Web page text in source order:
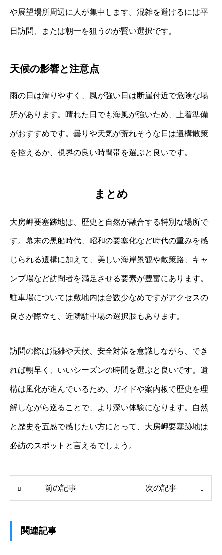
や展望場所周辺に人が集中します。混雑を避けるには平
日訪問、または朝一を狙うのが賢い選択です。
天候の影響と注意点
雨の日は滑りやすく、風が強い日は断崖付近で危険な場
所があります。晴れた日でも海風が強いため、上着準備
がおすすめです。曇りや天気が荒れそうな日は遺構散策
を控えるか、視界の良い時間帯を選ぶと良いです。
まとめ
大房岬要塞跡地は、歴史と自然が融合する特別な場所で
す。幕末の黒船時代、昭和の要塞化など時代の重みを感
じられる遺構に加えて、美しい海岸景観や散策路、キャ
ンプ場など訪問者を満足させる要素が豊富にあります。
駐車場については敷地内は台数少なめですがアクセスの
良さが際立ち、近隣駐車場の選択肢もあります。
訪問の際は混雑や天候、安全対策を意識しながら、でき
れば朝早く、いいシーズンの時間を選ぶと良いです。遺
構は風化が進んでいるため、ガイドや案内板で歴史を理
解しながら巡ることで、より深い体験になります。自然
と歴史を五感で感じたい方にとって、大房岬要塞跡地は
必訪のスポットと言えるでしょう。
前の記事 次の記事
関連記事